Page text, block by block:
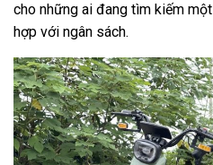
cho những ai đang tìm kiếm
hợp với ngân sách.